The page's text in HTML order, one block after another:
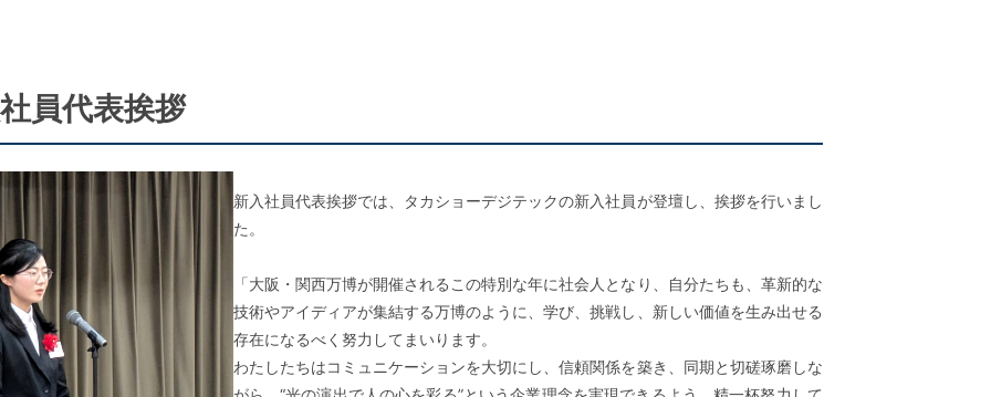
員代表挨拶
新入社員代表挨拶では、タカショーデジテックの新入社員が登壇し、挨拶を行いまし
た。
「大阪・関西万博が開催されるこの特別な年に社会人となり、自分たちも、革新的な
技術やアイディアが集結する万博のように、学び、挑戦し、新しい価値を生み出せる
存在になるべく努力してまいります。
わたしたちはコミュニケーションを大切にし、信頼関係を築き、同期と切磋琢磨しな